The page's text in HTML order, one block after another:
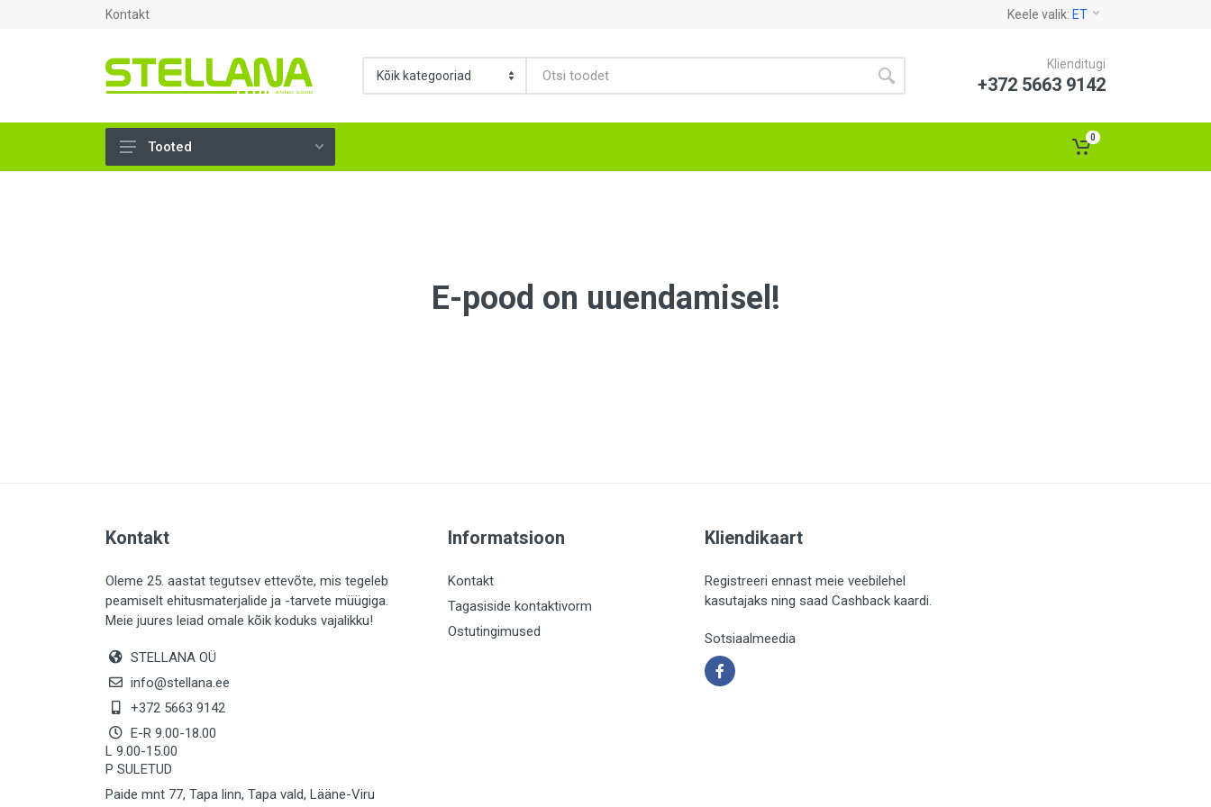
Kontakt Keele valik: ET
Klienditugi
+372 5663 9142
LIISTUD (183)
KIVID (31)
KATTED (132)
MAALRITARBED (1024)
SOOJUSTUS (15)
KEEMIA (220)
TÖÖRIIDED (117)
SAUN (8)
Tooted
0
E-pood on uuendamisel!
Kontakt
Oleme 25. aastat tegutsev ettevõte, mis tegeleb
peamiselt ehitusmaterjalide ja -tarvete müügiga.
Meie juures leiad omale kõik koduks vajalikku!
STELLANA OÜ
info@stellana.ee
+372 5663 9142
E-R 9.00-18.00
L 9.00-15.00
P SULETUD
Paide mnt 77, Tapa linn, Tapa vald, Lääne-Viru
Informatsioon
Kontakt
Tagasiside kontaktivorm
Ostutingimused
Kliendikaart
Registreeri ennast meie veebilehel
kasutajaks ning saad Cashback kaardi.
Sotsiaalmeedia